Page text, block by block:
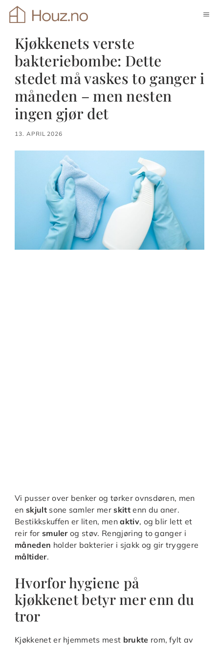
Hopp
Kjøkkenets verste
bakteriebombe: Dette
stedet må vaskes to ganger i
måneden – men nesten
ingen gjør det
13. APRIL 2026
Vi pusser over benker og tørker ovnsdøren, men
en skjultsone samler merskittenn du aner.
Bestikkskuffen er liten, menaktiv, og blir lett et
reir for smulerog støv. Rengjøring to ganger i
måneden holder bakterier i sjakk og gir tryggere
måltider.
Hvorfor hygiene på
kjøkkenet betyr mer enn du
tror
Kjøkkenet er hjemmets mest brukte rom, fylt av